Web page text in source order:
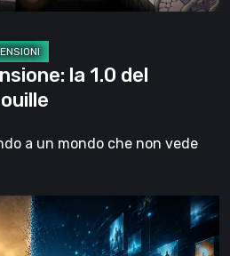
la 1.0 del
a un mondo che non vede